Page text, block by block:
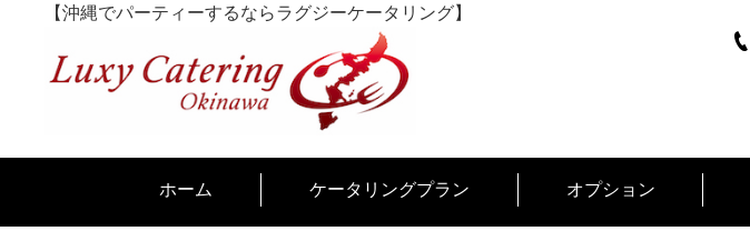
【沖縄でパーティーするならラグジーケータリング】
ホーム ケータリングプラン オプション